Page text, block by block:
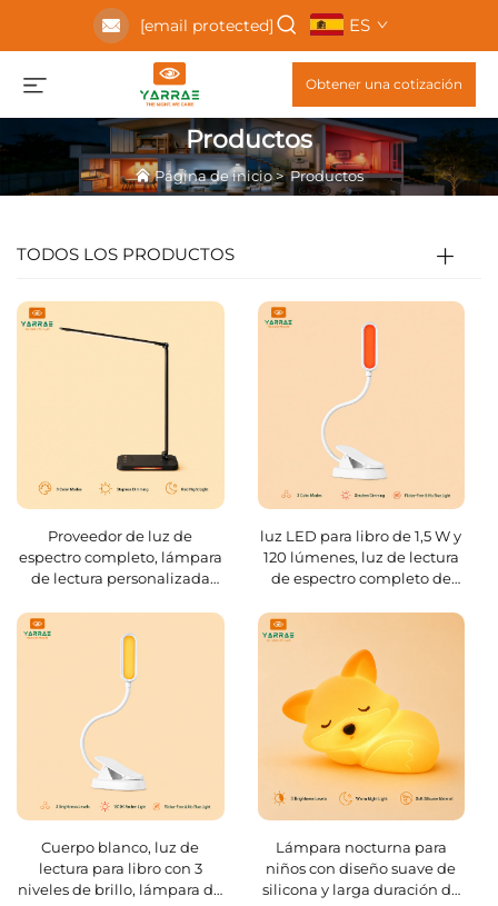
[email protected] ES
Obtener una cotización
Productos
Página de inicio>Productos
TODOS LOS PRODUCTOS
Proveedor de luz de
espectro completo, lámpara
de lectura personalizada
mayor de lámpara de mesa
para dormitorio
luz LED para libro de 1,5 W y
120 lúmenes, luz de lectura
de espectro completo de
1600K, cuerpo negro
Cuerpo blanco, luz de
lectura para libro con 3
niveles de brillo, lámpara de
Lámpara nocturna para
niños con diseño suave de
silicona y larga duración de